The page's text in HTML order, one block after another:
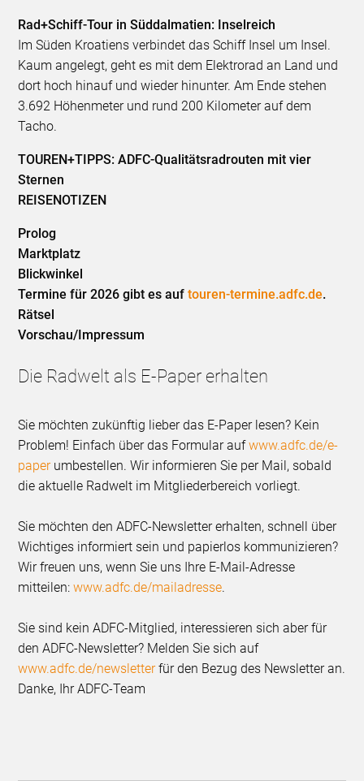
Rad+Schiff-Tour in Süddalmatien: Inselreich
Im Süden Kroatiens verbindet das Schiff Insel um Insel.
Kaum angelegt, geht es mit dem Elektrorad an Land und
dort hoch hinauf und wieder hinunter. Am Ende stehen
3.692 Höhenmeter und rund 200 Kilometer auf dem
Tacho.
TOUREN+TIPPS: ADFC-Qualitätsradrouten mit vier
Sternen
REISENOTIZEN
Prolog
Marktplatz
Blickwinkel
Termine für 2026 gibt es auftouren-termine.adfc.de.
Rätsel
Vorschau/Impressum
Die Radwelt als E-Paper erhalten
Sie möchten zukünftig lieber das E-Paper lesen? Kein
Problem! Einfach über das Formular aufwww.adfc.de/e-
paperumbestellen. Wir informieren Sie per Mail, sobald
die aktuelle Radwelt im Mitgliederbereich vorliegt.
Sie möchten den ADFC-Newsletter erhalten, schnell über
Wichtiges informiert sein und papierlos kommunizieren?
Wir freuen uns, wenn Sie uns Ihre E-Mail-Adresse
mitteilen:www.adfc.de/mailadresse.
Sie sind kein ADFC-Mitglied, interessieren sich aber für
den ADFC-Newsletter? Melden Sie sich auf
www.adfc.de/newsletterfür den Bezug des Newsletter an.
Danke, Ihr ADFC-Team